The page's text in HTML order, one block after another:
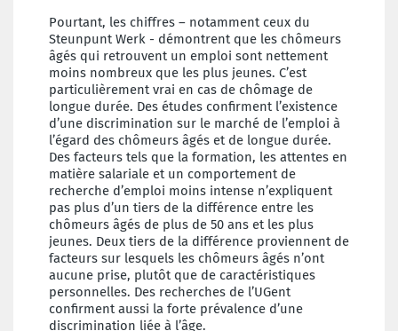
Pourtant, les chiffres – notamment ceux du
Steunpunt Werk - démontrent que les chômeurs
âgés qui retrouvent un emploi sont nettement
moins nombreux que les plus jeunes. C’est
particulièrement vrai en cas de chômage de
longue durée. Des études confirment l’existence
d’une discrimination sur le marché de l’emploi à
l’égard des chômeurs âgés et de longue durée.
Des facteurs tels que la formation, les attentes en
matière salariale et un comportement de
recherche d’emploi moins intense n’expliquent
pas plus d’un tiers de la différence entre les
chômeurs âgés de plus de 50 ans et les plus
jeunes. Deux tiers de la différence proviennent de
facteurs sur lesquels les chômeurs âgés n’ont
aucune prise, plutôt que de caractéristiques
personnelles. Des recherches de l’UGent
confirment aussi la forte prévalence d’une
discrimination liée à l’âge.